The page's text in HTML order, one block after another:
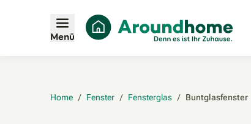
Menü
Home / Fenster / Fensterglas / Buntglasfenster‎